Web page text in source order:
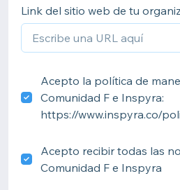
Link del sitio web de tu
Acepto la política de
Comunidad F e Inspyra:
https://www.inspyra.co/
Acepto recibir todas las
Comunidad F e Inspyra